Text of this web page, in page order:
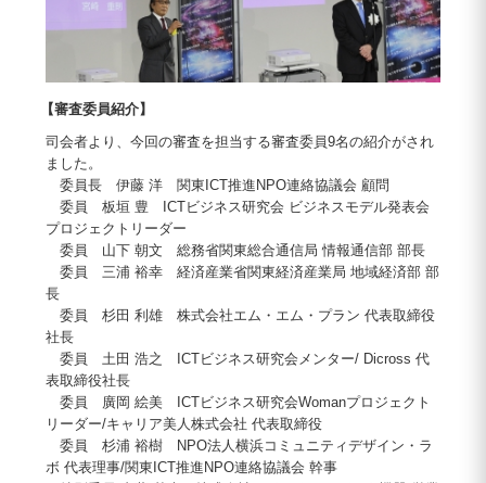
【審査委員紹介】
司会者より、今回の審査を担当する審査委員9名の紹介がされ
ました。
委員長 伊藤 洋 関東ICT推進NPO連絡協議会 顧問
委員 板垣 豊 ICTビジネス研究会 ビジネスモデル発表会
プロジェクトリーダー
委員 山下 朝文 総務省関東総合通信局 情報通信部 部長
委員 三浦 裕幸 経済産業省関東経済産業局 地域経済部 部
長
委員 杉田 利雄 株式会社エム・エム・プラン 代表取締役
社長
委員 土田 浩之 ICTビジネス研究会メンター/ Dicross 代
表取締役社長
委員 廣岡 絵美 ICTビジネス研究会Womanプロジェクト
リーダー/キャリア美人株式会社 代表取締役
委員 杉浦 裕樹 NPO法人横浜コミュニティデザイン・ラ
ボ 代表理事/関東ICT推進NPO連絡協議会 幹事